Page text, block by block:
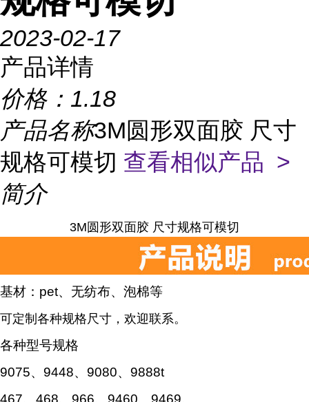
2023-02-17
产品详情
价格： 1.18
产品名称3M圆形双面胶 尺寸
规格可模切 查看相似产品 >
简介
3M圆形双面胶 尺寸规格可模切
基材：pet、无纺布、泡棉等
可定制各种规格尺寸，欢迎联系。
各种型号规格
9075、9448、9080、9888t
467、468、966、9460、9469、